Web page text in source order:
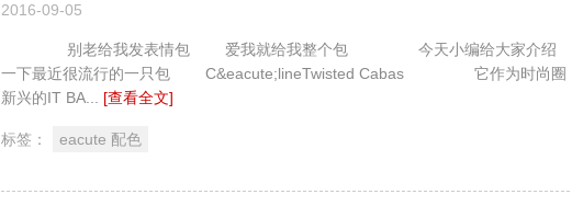
2016-09-05
别老给我发表情包 爱我就给我整个包 今天小编给大家介绍
一下最近很流行的一只包 C&eacute;lineTwisted Cabas 它作为时尚圈
新兴的IT BA... [查看全文]
标签： eacute 配色